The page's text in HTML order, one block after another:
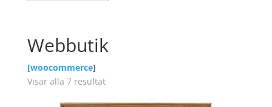
Webbutik
[woocommerce]
Visar alla 7 resultat